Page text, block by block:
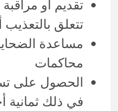
تتعلق بالتعذيب
مساعدة
محاكمات
الحصول على
في ذلك ثمانية